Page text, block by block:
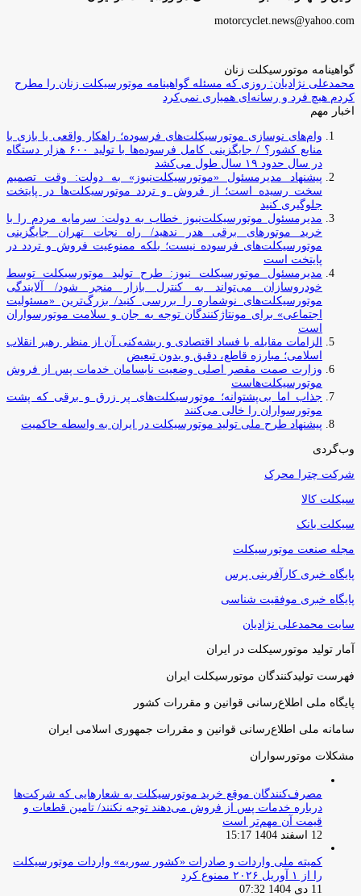
motorcyclet.news@yahoo.com
گواهینامه موتورسیکلت زنان
محمدعلی نژادیان: روزی که مسئله گواهینامه موتورسیکلت زنان را مطرح
کردم هیچ فرد و رسانه‌ای همیاری نمی‌کرد
اخبار مهم
وام‌های نوسازی موتورسیکلت‌های فرسوده؛ راهکار واقعی یا بازی با
منابع کشور؟ / جایگزینی کامل فرسوده‌ها با تولید ۶۰۰ هزار دستگاه
در سال حدود ۱۹ سال طول می‌کشد
پیشنهاد مدیرمسئول «موتورسیکلت‌نیوز» به دولت: وقت تصمیم
سخت رسیده است؛ از فروش و تردد موتورسیکلت‌ها در پایتخت
جلوگیری کنید
مدیرمسئول موتورسیکلت‌نیوز خطاب به دولت: سرمایه مردم را با
خرید موتورهای برقی هدر ندهید/ راه نجات تهران جایگزینی
موتورسیکلت‌های فرسوده نیست؛ بلکه ممنوعیت فروش و تردد در
پایتخت است
مدیرمسئول موتورسیکلت نیوز: طرح تولید موتورسیکلت توسط
خودروسازان می‌تواند به کنترل بازار منجر شود/ آلایندگی
موتورسیکلت‌های نوشماره را بررسی کنید/ بزرگ‌ترین «مسئولیت
اجتماعی» برای مونتاژکنندگان توجه به جان و سلامت موتورسواران
است
الزامات مقابله با فساد اقتصادی و ریشه‌کنی آن از منظر رهبر انقلاب
اسلامی؛ مبارزه قاطع، دقیق و بدون تبعیض
وزارت صمت مقصر اصلی وضعیت نابسامان خدمات پس از فروش
موتورسیکلت‌هاست
جذاب اما بی‌پشتوانه؛ موتورسیکلت‌های پر زرق‌ و برقی که پشت
موتورسواران را خالی می‌کنند
پیشنهاد طرح ملی تولید موتورسیکلت در ایران به واسطه حاکمیت
وب‌گردی
شرکت چترا محرک
سیکلت کالا
سیکلت بانک
مجله صنعت موتورسیکلت
پایگاه خبری کارآفرینی پرس
پایگاه خبری موفقیت شناسی
سایت محمدعلی نژادیان
آمار تولید موتورسیکلت در ایران
فهرست تولیدکنندگان موتورسیکلت ایران
پایگاه ملی اطلاع‌رسانی قوانین و مقررات کشور
سامانه ملی اطلاع‌رسانی قوانین و مقررات جمهوری اسلامی ایران
مشکلات موتورسواران
مصرف‌کنندگان موقع خرید موتورسیکلت به شعارهایی که شرکت‌ها
درباره خدمات پس از فروش می‌دهند توجه نکنند/ تامین قطعات و
قیمت آن مهم‌تر است
12 اسفند 1404 15:17
کمیته ملی واردات و صادرات «کشور سوریه» واردات موتورسیکلت
را از ۱ آوریل ۲۰۲۶ ممنوع کرد
11 دی 1404 07:32